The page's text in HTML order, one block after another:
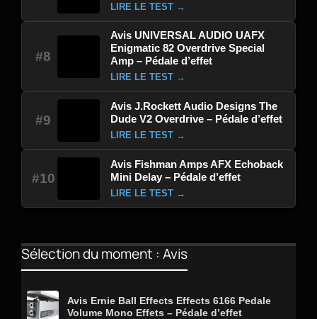
LIRE LE TEST →
#8
Avis UNIVERSAL AUDIO UAFX
Enigmatic 82 Overdrive Special
Amp – Pédale d’effet
LIRE LE TEST →
#9
Avis J.Rockett Audio Designs The
Dude V2 Overdrive – Pédale d’effet
LIRE LE TEST →
#10
Avis Fishman Amps AFX Echoback
Mini Delay – Pédale d’effet
LIRE LE TEST →
Sélection du moment : Avis
Avis Ernie Ball Effects Effects 6166 Pedale
Volume Mono Effets – Pédale d’effet